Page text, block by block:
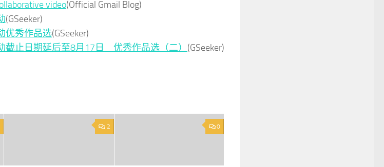
video(Official Gmail Blog)
(GSeeker)
优秀作品选(GSeeker)
截止日期延后至8月17日 优秀作品选（二） (GSeeker)
2 0